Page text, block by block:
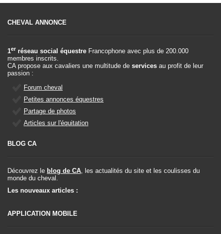
CHEVAL ANNONCE
1er réseau social équestre Francophone avec plus de 200.000
membres inscrits.
CA propose aux cavaliers une multitude de services au profit de leur
passion :
Forum cheval
Petites annonces équestres
Partage de photos
Articles sur l'équitation
BLOG CA
Découvrez le blog de CA, les actualités du site et les coulisses du
monde du cheval.
Les nouveaux articles :
APPLICATION MOBILE